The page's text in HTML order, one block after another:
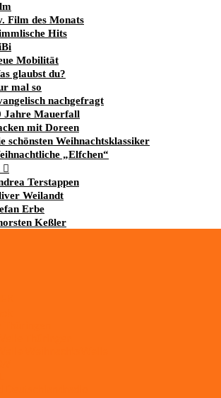
Film des Monats
Hits
Mobilität
glaubst du?
mal so
nachgefragt
Jahre Mauerfall
mit Doreen
schönsten Weihnachtsklassiker
„Elfchen“
Terstappen
Weilandt
Erbe
Keßler